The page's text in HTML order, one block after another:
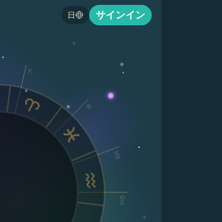
日 サインイン
Dsc
VIII
IX
X